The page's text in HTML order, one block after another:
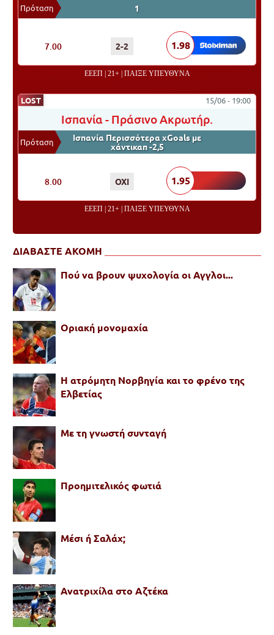
Πρόταση 1
7.00 2-2 1.98
ΕΕΕΠ | 21+ | ΠΑΙΞΕ ΥΠΕΥΘΥΝΑ
LOST 15/06 - 19:00
Ισπανία- Πράσινο Ακρωτήρ.
Πρόταση
Ισπανία Περισσότερα xGoals με
χάντικαπ -2,5
8.00 OXI 1.95
ΕΕΕΠ | 21+ | ΠΑΙΞΕ ΥΠΕΥΘΥΝΑ
ΔΙΑΒΑΣΤΕ ΑΚΟΜΗ
Πού να βρουν ψυχολογία οι Αγγλοι...
Οριακή μονομαχία
Η ατρόμητη Νορβηγία και το φρένο της
Ελβετίας
Με τη γνωστή συνταγή
Προημιτελικός φωτιά
Μέσι ή Σαλάχ;
Ανατριχίλα στο Αζτέκα